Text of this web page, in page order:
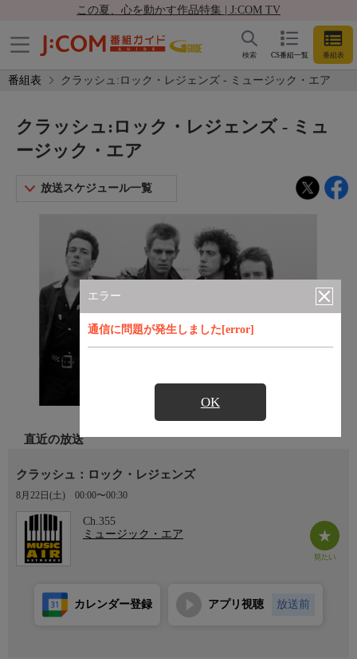
この夏、心を動かす作品特集 | J:COM TV
CS番組一覧 番組表
検索
番組表 クラッシュ:ロック・レジェンズ - ミュージック・エア
エラー
通信に問題が発生しました[error]
OK
クラッシュ:ロック・レジェンズ - ミュ
ージック・エア
放送スケジュール一覧
直近の放送
クラッシュ：ロック・レジェンズ
8月22日(土) 00:00〜00:30
Ch.355
ミュージック・エア
カレンダー登録 アプリ視聴 放送前